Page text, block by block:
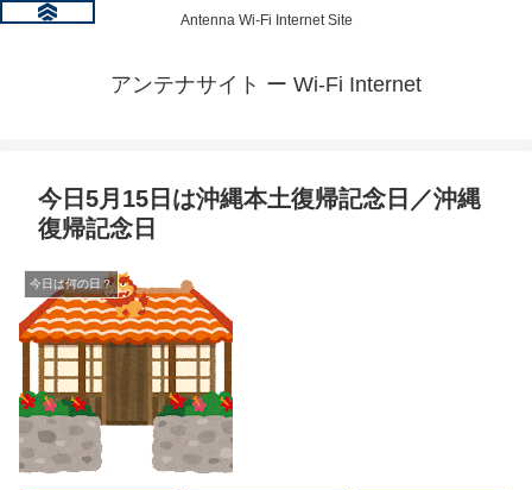
Antenna Wi-Fi Internet Site
アンテナサイト ー Wi-Fi Internet
今日5月15日は沖縄本土復帰記念日／沖縄
復帰記念日
今日は何の日？